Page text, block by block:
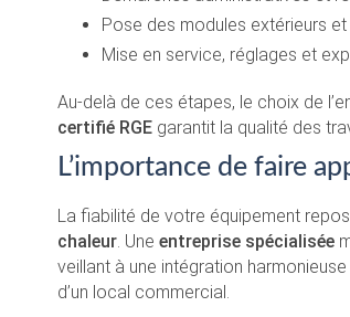
Pose des modules extérieurs
Mise en service, réglages et
Au-delà de ces étapes, le choix de
certifié RGE garantit la qualité des
L’importance de faire
La fiabilité de votre équipement
chaleur. Une entreprise spécialisée
veillant à une intégration harmonieuse
d’un local commercial.